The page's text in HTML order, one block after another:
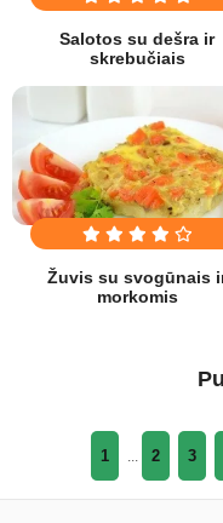
Salotos su dešra ir
skrebučiais
Žuvis su svogūnais
morkomis
1 2 3